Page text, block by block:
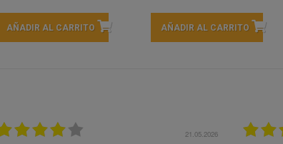
AÑADIR AL CARRITO AÑADIR AL CARRITO
21.05.2026